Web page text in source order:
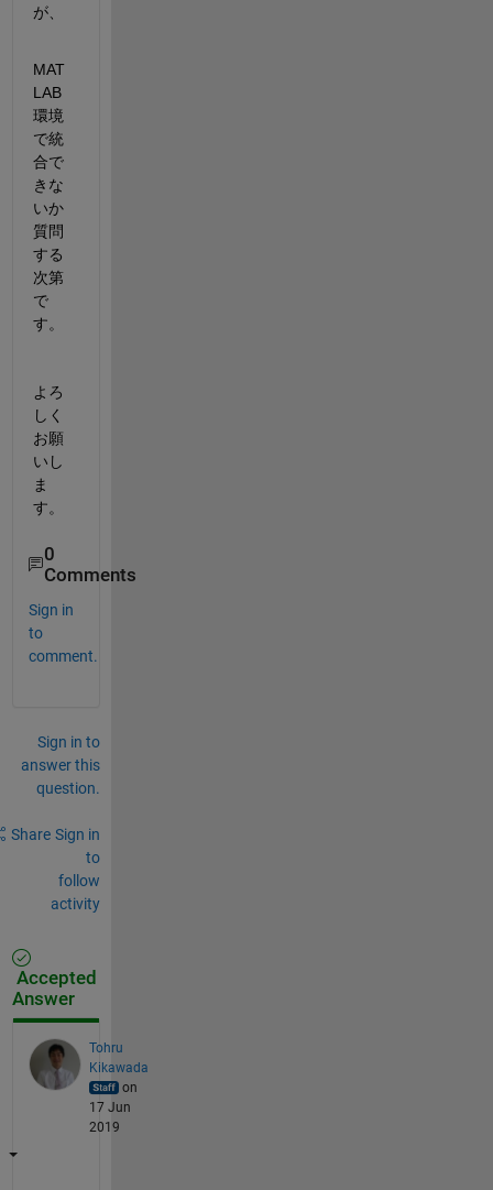
が、
MAT
LAB
環境
で統
合で
きな
いか
質問
する
次第
で
す。
よろ
しく
お願
いし
ま
す。
0
Comments
Sign in
to
comment.
Sign in to
answer this
question.
Share Sign in
to
follow
activity
Accepted
Answer
Tohru
Kikawada
on
17 Jun
2019